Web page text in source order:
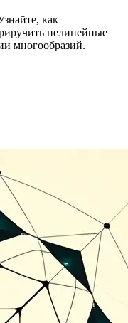
как
нелинейные
многообразий.